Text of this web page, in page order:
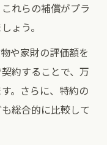
れらの補償がプラ
ょう。
や家財の評価額を
約することで、万
。さらに、特約の
総合的に比較して